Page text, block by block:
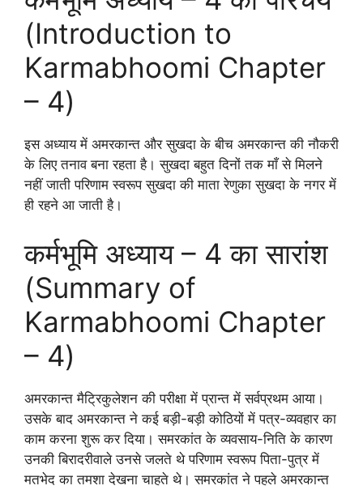
(Introduction to
Karmabhoomi Chapter
– 4)
इस अध्याय में अमरकान्त और सुखदा के बीच अमरकान्त की नौकरी
के लिए तनाव बना रहता है। सुखदा बहुत दिनों तक माँ से मिलने
नहीं जाती परिणाम स्वरूप सुखदा की माता रेणुका सुखदा के नगर में
ही रहने आ जाती है।
कर्मभूमि अध्याय – 4 का सारांश
(Summary of
Karmabhoomi Chapter
– 4)
अमरकान्त मैट्रिकुलेशन की परीक्षा में प्रान्त में सर्वप्रथम आया।
उसके बाद अमरकान्त ने कई बड़ी-बड़ी कोठियों में पत्र-व्यवहार का
काम करना शुरू कर दिया। समरकांत के व्यवसाय-निति के कारण
उनकी बिरादरीवाले उनसे जलते थे परिणाम स्वरूप पिता-पुत्र में
मतभेद का तमशा देखना चाहते थे। समरकांत ने पहले अमरकान्त